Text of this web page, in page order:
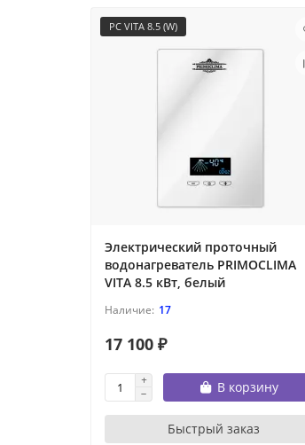
PC VITA 8.5 (W)
Электрический проточный
водонагреватель PRIMOCLIMA
VITA 8.5 кВт, белый
17
17 100 ₽
В корзину
Быстрый заказ